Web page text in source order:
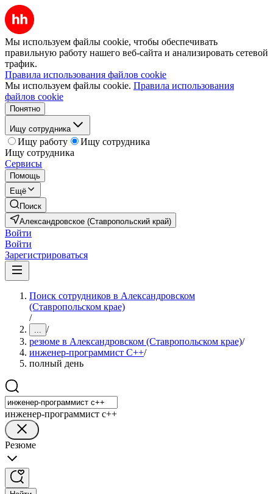
Мы используем файлы cookie, чтобы обеспечивать
правильную работу нашего веб-сайта и анализировать сетевой
трафик.
Правила использования файлов cookie
Мы используем файлы cookie. Правила использования
файлов cookie
Понятно
Ищу сотрудника
Ищу работу
Ищу сотрудника
Ищу сотрудника
Сервисы
Помощь
Ещё
Поиск
Александровское (Ставропольский край)
Войти
Войти
Зарегистрироваться
Поиск сотрудников в Александровском
(Ставропольском крае)
/
... /
резюме в Александровском (Ставропольском крае)/
инженер-программист C++/
полный день
инженер-программист c++
Резюме